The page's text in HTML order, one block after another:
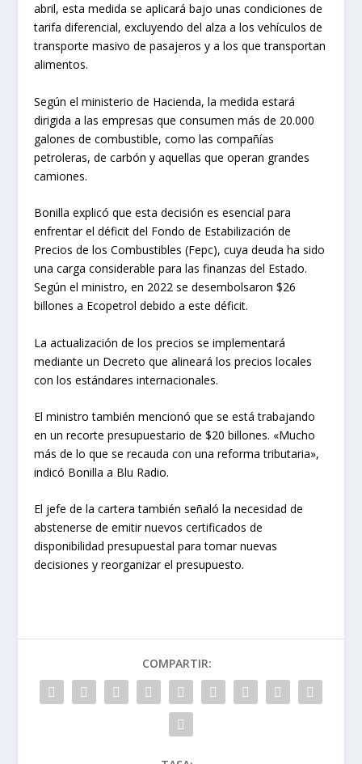
abril, esta medida se aplicará bajo unas condiciones de
tarifa diferencial, excluyendo del alza a los vehículos de
transporte masivo de pasajeros y a los que transportan
alimentos.
Según el ministerio de Hacienda, la medida estará
dirigida a las empresas que consumen más de 20.000
galones de combustible, como las compañías
petroleras, de carbón y aquellas que operan grandes
camiones.
Bonilla explicó que esta decisión es esencial para
enfrentar el déficit del Fondo de Estabilización de
Precios de los Combustibles (Fepc), cuya deuda ha sido
una carga considerable para las finanzas del Estado.
Según el ministro, en 2022 se desembolsaron $26
billones a Ecopetrol debido a este déficit.
La actualización de los precios se implementará
mediante un Decreto que alineará los precios locales
con los estándares internacionales.
El ministro también mencionó que se está trabajando
en un recorte presupuestario de $20 billones. «Mucho
más de lo que se recauda con una reforma tributaria»,
indicó Bonilla a Blu Radio.
El jefe de la cartera también señaló la necesidad de
abstenerse de emitir nuevos certificados de
disponibilidad presupuestal para tomar nuevas
decisiones y reorganizar el presupuesto.
COMPARTIR: